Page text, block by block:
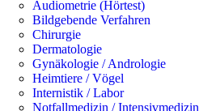
Audiometrie (Hörtest)
Bildgebende Verfahren
Chirurgie
Dermatologie
Gynäkologie / Andrologie
Heimtiere / Vögel
Internistik / Labor
Notfallmedizin / Intensivmedizin